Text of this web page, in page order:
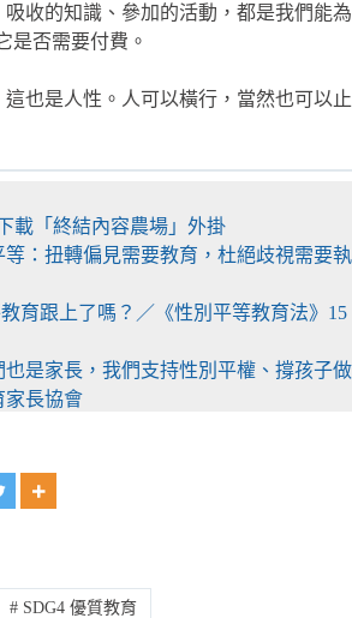
收的知識、參加的活動，都是我們能為
是否需要付費。
這也是人性。人可以橫行，當然也可以止
載「終結內容農場」外掛
：扭轉偏見需要教育，杜絕歧視需要執
育跟上了嗎？／《性別平等教育法》15
是家長，我們支持性別平權、撐孩子做
家長協會
#SDG4 優質教育